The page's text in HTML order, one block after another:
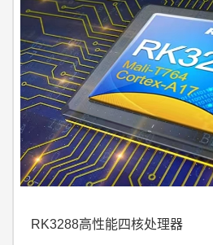
RK3288高性能四核处理器